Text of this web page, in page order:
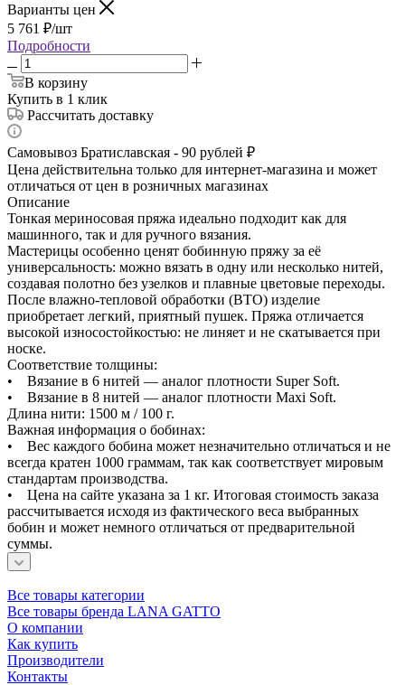
Варианты цен
5 761 ₽/шт
Подробности
В корзину
Купить в 1 клик
Рассчитать доставку
Самовывоз Братиславская - 90 рублей ₽
Цена действительна только для интернет-магазина и может
отличаться от цен в розничных магазинах
Описание
Тонкая мериносовая пряжа идеально подходит как для
машинного, так и для ручного вязания.
Мастерицы особенно ценят бобинную пряжу за её
универсальность: можно вязать в одну или несколько нитей,
создавая полотно без узелков и плавные цветовые переходы.
После влажно-тепловой обработки (ВТО) изделие
приобретает легкий, приятный пушек. Пряжа отличается
высокой износостойкостью: не линяет и не скатывается при
носке.
Соответствие толщины:
• Вязание в 6 нитей — аналог плотности Super Soft.
• Вязание в 8 нитей — аналог плотности Maxi Soft.
Длина нити: 1500 м / 100 г.
Важная информация о бобинах:
• Вес каждого бобина может незначительно отличаться и не
всегда кратен 1000 граммам, так как соответствует мировым
стандартам производства.
• Цена на сайте указана за 1 кг. Итоговая стоимость заказа
рассчитывается исходя из фактического веса выбранных
бобин и может немного отличаться от предварительной
суммы.
Все товары категории
Все товары бренда LANA GATTO
О компании
Как купить
Производители
Контакты